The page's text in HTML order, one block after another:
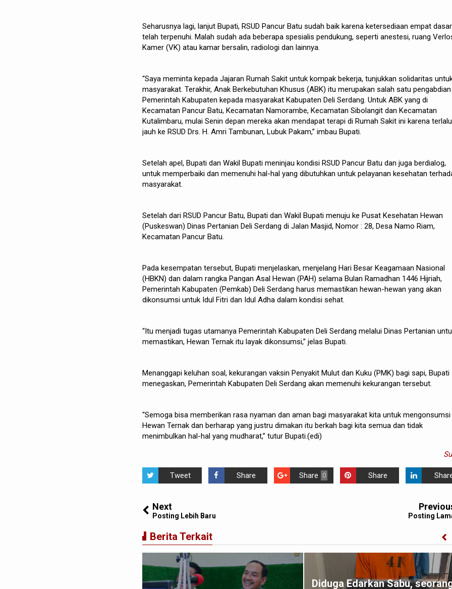
Seharusnya lagi, lanjut Bupati, RSUD Pancur Batu sudah baik karena ketersediaan empat
telah terpenuhi. Malah sudah ada beberapa spesialis pendukung, seperti anestesi, ruang
Kamer (VK) atau kamar bersalin, radiologi dan lainnya.
“Saya meminta kepada Jajaran Rumah Sakit untuk kompak bekerja, tunjukkan solidaritas
masyarakat. Terakhir, Anak Berkebutuhan Khusus (ABK) itu merupakan salah satu pengabdian
Pemerintah Kabupaten kepada masyarakat Kabupaten Deli Serdang. Untuk ABK yang di
Kecamatan Pancur Batu, Kecamatan Namorambe, Kecamatan Sibolangit dan Kecamatan
Kutalimbaru, mulai Senin depan mereka akan mendapat terapi di Rumah Sakit ini karena terlalu
jauh ke RSUD Drs. H. Amri Tambunan, Lubuk Pakam,” imbau Bupati.
Setelah apel, Bupati dan Wakil Bupati meninjau kondisi RSUD Pancur Batu dan juga berdialog,
untuk memperbaiki dan memenuhi hal-hal yang dibutuhkan untuk pelayanan kesehatan
masyarakat.
Setelah dari RSUD Pancur Batu, Bupati dan Wakil Bupati menuju ke Pusat Kesehatan Hewan
(Puskeswan) Dinas Pertanian Deli Serdang di Jalan Masjid, Nomor : 28, Desa Namo Riam,
Kecamatan Pancur Batu.
Pada kesempatan tersebut, Bupati menjelaskan, menjelang Hari Besar Keagamaan Nasional
(HBKN) dan dalam rangka Pangan Asal Hewan (PAH) selama Bulan Ramadhan 1446 Hijriah,
Pemerintah Kabupaten (Pemkab) Deli Serdang harus memastikan hewan-hewan yang akan
dikonsumsi untuk Idul Fitri dan Idul Adha dalam kondisi sehat.
“Itu menjadi tugas utamanya Pemerintah Kabupaten Deli Serdang melalui Dinas Pertanian
memastikan, Hewan Ternak itu layak dikonsumsi,” jelas Bupati.
Menanggapi keluhan soal, kekurangan vaksin Penyakit Mulut dan Kuku (PMK) bagi sapi, Bupati
menegaskan, Pemerintah Kabupaten Deli Serdang akan memenuhi kekurangan tersebut.
“Semoga bisa memberikan rasa nyaman dan aman bagi masyarakat kita untuk mengonsumsi
Hewan Ternak dan berharap yang justru dimakan itu berkah bagi kita semua dan tidak
menimbulkan hal-hal yang mudharat,” tutur Bupati.(edi)
Tweet Share 0
Share Share
Next
Posting Lebih Baru Posting
Berita Terkait
Diduga Edarkan Sabu,